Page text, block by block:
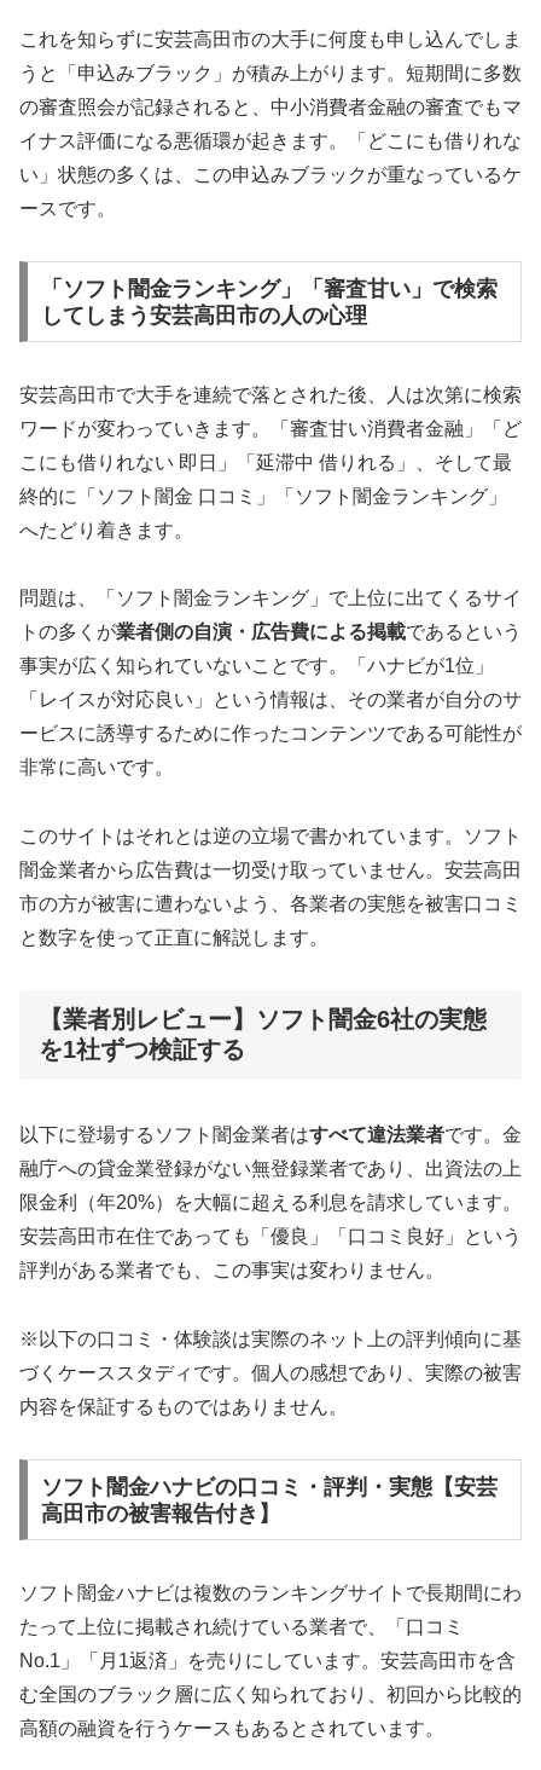
これを知らずに安芸高田市の大手に何度も申し込んでしま
うと「申込みブラック」が積み上がります。短期間に多数
の審査照会が記録されると、中小消費者金融の審査でもマ
イナス評価になる悪循環が起きます。「どこにも借りれな
い」状態の多くは、この申込みブラックが重なっているケ
ースです。
「ソフト闇金ランキング」「審査甘い」で検索
してしまう安芸高田市の人の心理
安芸高田市で大手を連続で落とされた後、人は次第に検索
ワードが変わっていきます。「審査甘い消費者金融」「ど
こにも借りれない 即日」「延滞中 借りれる」、そして最
終的に「ソフト闇金 口コミ」「ソフト闇金ランキング」
へたどり着きます。
問題は、「ソフト闇金ランキング」で上位に出てくるサイ
トの多くが業者側の自演・広告費による掲載であるという
事実が広く知られていないことです。「ハナビが1位」
「レイスが対応良い」という情報は、その業者が自分のサ
ービスに誘導するために作ったコンテンツである可能性が
非常に高いです。
このサイトはそれとは逆の立場で書かれています。ソフト
闇金業者から広告費は一切受け取っていません。安芸高田
市の方が被害に遭わないよう、各業者の実態を被害口コミ
と数字を使って正直に解説します。
【業者別レビュー】ソフト闇金6社の実態
を1社ずつ検証する
以下に登場するソフト闇金業者はすべて違法業者です。金
融庁への貸金業登録がない無登録業者であり、出資法の上
限金利（年20%）を大幅に超える利息を請求しています。
安芸高田市在住であっても「優良」「口コミ良好」という
評判がある業者でも、この事実は変わりません。
※以下の口コミ・体験談は実際のネット上の評判傾向に基
づくケーススタディです。個人の感想であり、実際の被害
内容を保証するものではありません。
ソフト闇金ハナビの口コミ・評判・実態【安芸
高田市の被害報告付き】
ソフト闇金ハナビは複数のランキングサイトで長期間にわ
たって上位に掲載され続けている業者で、「口コミ
No.1」「月1返済」を売りにしています。安芸高田市を含
む全国のブラック層に広く知られており、初回から比較的
高額の融資を行うケースもあるとされています。